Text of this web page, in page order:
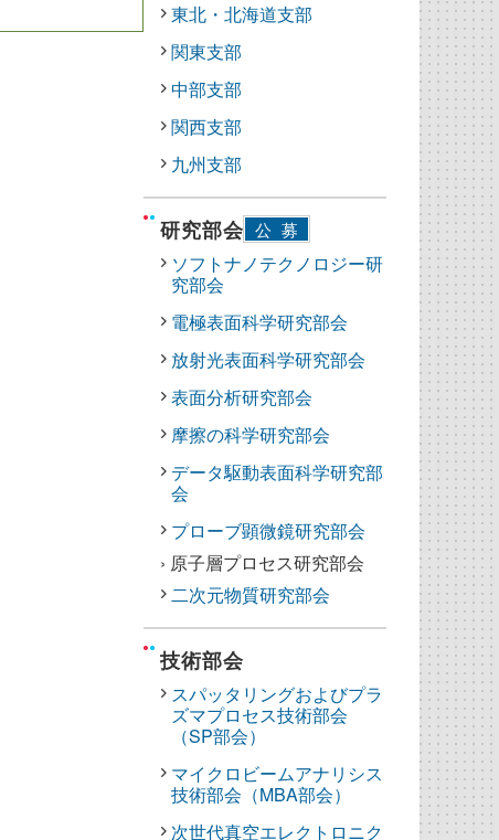
東北・北海道支部
関東支部
中部支部
関西支部
九州支部
研究部会 公募
ソフトナノテクノロジー研
究部会
電極表面科学研究部会
放射光表面科学研究部会
表面分析研究部会
摩擦の科学研究部会
データ駆動表面科学研究部
会
プローブ顕微鏡研究部会
› 原子層プロセス研究部会
二次元物質研究部会
技術部会
スパッタリングおよびプラ
ズマプロセス技術部会
（SP部会）
マイクロビームアナリシス
技術部会（MBA部会）
次世代真空エレクトロニク